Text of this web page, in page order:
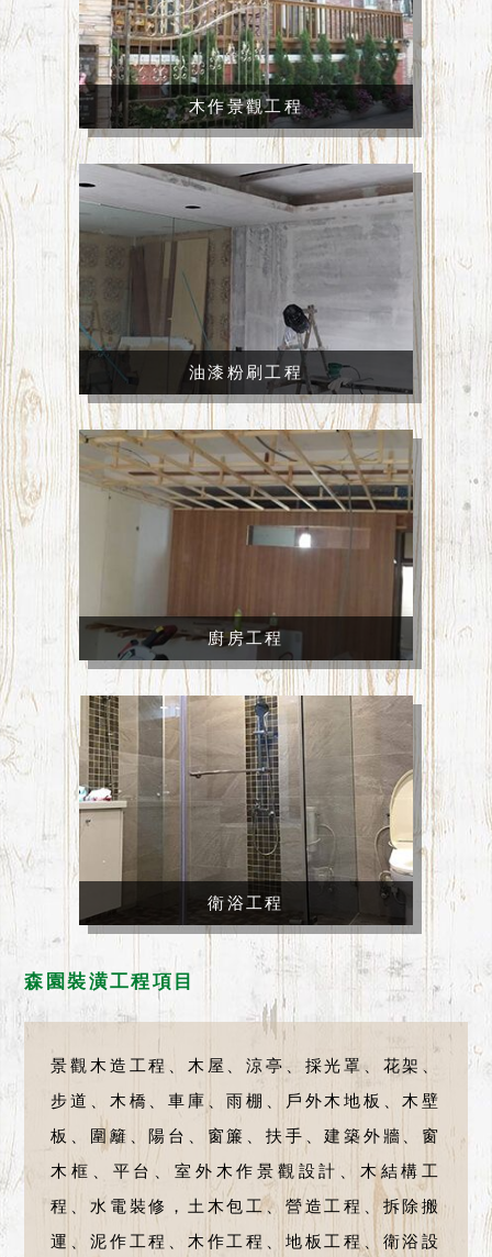
木作景觀工程
油漆粉刷工程
廚房工程
衛浴工程
森園裝潢工程項目
景觀木造工程、木屋、涼亭、採光罩、花架、
步道、木橋、車庫、雨棚、戶外木地板、木壁
板、圍籬、陽台、窗簾、扶手、建築外牆、窗
木框、平台、室外木作景觀設計、木結構工
程、水電裝修，土木包工、營造工程、拆除搬
運、泥作工程、木作工程、地板工程、衛浴設